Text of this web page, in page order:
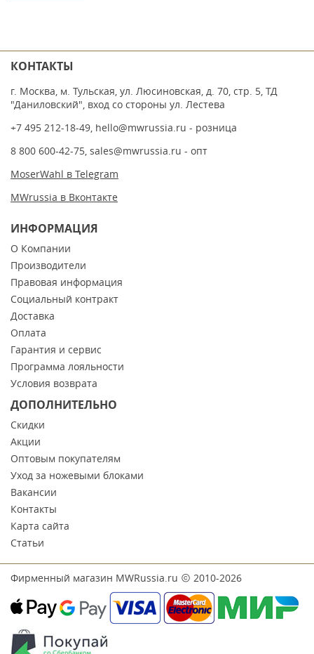
КОНТАКТЫ
г. Москва, м. Тульская, ул. Люсиновская, д. 70, стр. 5, ТД
"Даниловский", вход со стороны ул. Лестева
+7 495 212-18-49, hello@mwrussia.ru - розница
8 800 600-42-75, sales@mwrussia.ru - опт
MoserWahl в Telegram
MWrussia в Вконтакте
ИНФОРМАЦИЯ
О Компании
Производители
Правовая информация
Социальный контракт
Доставка
Оплата
Гарантия и сервис
Программа лояльности
Условия возврата
ДОПОЛНИТЕЛЬНО
Скидки
Акции
Оптовым покупателям
Уход за ножевыми блоками
Вакансии
Контакты
Карта сайта
Статьи
Фирменный магазин MWRussia.ru 2010-2026